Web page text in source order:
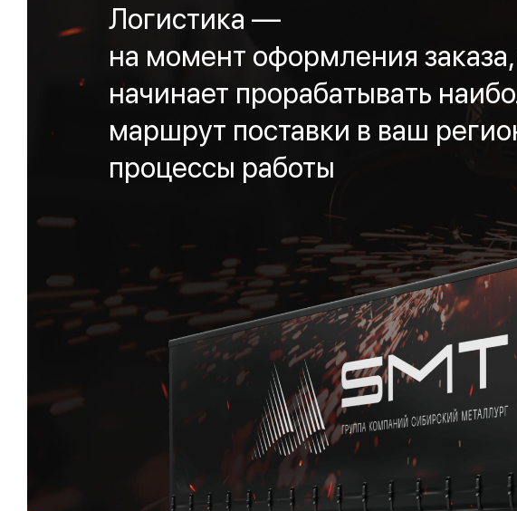
Логистика —
на момент оформления
начинает прорабатывать
маршрут поставки в ваш
процессы работы